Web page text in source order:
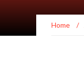
Home /